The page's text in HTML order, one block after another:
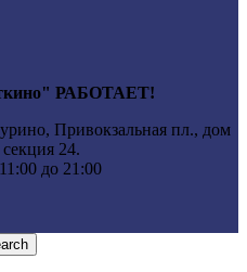
РАБОТАЕТ!
Привокзальная пл., дом
24.
до 21:00